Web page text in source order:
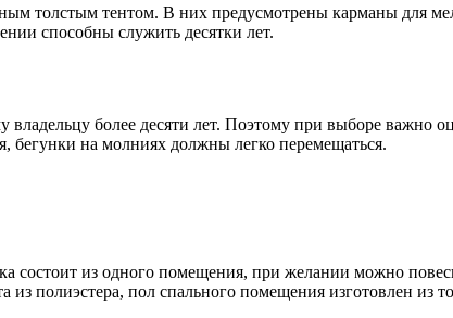
толстым тентом. В них предусмотрены карманы для
способны служить десятки лет.
более десяти лет. Поэтому при выборе важно
на молниях должны легко перемещаться.
состоит из одного помещения, при желании можно
полиэстера, пол спального помещения изготовлен из